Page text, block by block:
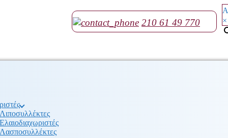
×
210 61 49 770
Λιποσυλλέκτες
Ελαιοδιαχωριστές
Λασποσυλλέκτες